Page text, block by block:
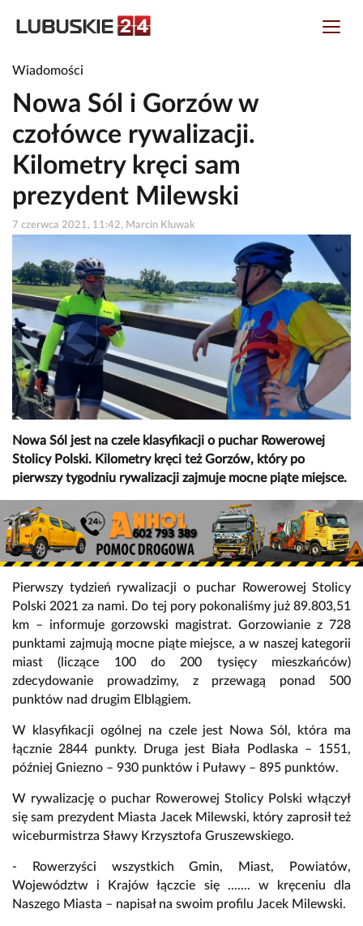
Wiadomości
Nowa Sól i Gorzów w
czołówce rywalizacji.
Kilometry kręci sam
prezydent Milewski
7 czerwca 2021, 11:42, Marcin Kluwak
Nowa Sól jest na czele klasyfikacji o puchar Rowerowej
Stolicy Polski. Kilometry kręci też Gorzów, który po
pierwszy tygodniu rywalizacji zajmuje mocne piąte miejsce.
Pierwszy tydzień rywalizacji o puchar Rowerowej Stolicy
Polski 2021 za nami. Do tej pory pokonaliśmy już 89.803,51
km – informuje gorzowski magistrat. Gorzowianie z 728
punktami zajmują mocne piąte miejsce, a w naszej kategorii
miast (liczące 100 do 200 tysięcy mieszkańców)
zdecydowanie prowadzimy, z przewagą ponad 500
punktów nad drugim Elblągiem.
W klasyfikacji ogólnej na czele jest Nowa Sól, która ma
łącznie 2844 punkty. Druga jest Biała Podlaska – 1551,
później Gniezno – 930 punktów i Puławy – 895 punktów.
W rywalizację o puchar Rowerowej Stolicy Polski włączył
się sam prezydent Miasta Jacek Milewski, który zaprosił też
wiceburmistrza Sławy Krzysztofa Gruszewskiego.
- Rowerzyści wszystkich Gmin, Miast, Powiatów,
Województw i Krajów łączcie się ....... w kręceniu dla
Naszego Miasta – napisał na swoim profilu Jacek Milewski.